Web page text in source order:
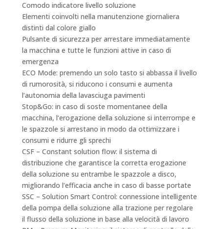
Comodo indicatore livello soluzione
Elementi coinvolti nella manutenzione giornaliera
distinti dal colore giallo
Pulsante di sicurezza per arrestare immediatamente
la macchina e tutte le funzioni attive in caso di
emergenza
ECO Mode: premendo un solo tasto si abbassa il livello
di rumorosità, si riducono i consumi e aumenta
l’autonomia della lavasciuga pavimenti
Stop&Go: in caso di soste momentanee della
macchina, l‘erogazione della soluzione si interrompe e
le spazzole si arrestano in modo da ottimizzare i
consumi e ridurre gli sprechi
CSF – Constant solution flow: il sistema di
distribuzione che garantisce la corretta erogazione
della soluzione su entrambe le spazzole a disco,
migliorando l’efficacia anche in caso di basse portate
SSC – Solution Smart Control: connessione intelligente
della pompa della soluzione alla trazione per regolare
il flusso della soluzione in base alla velocità di lavoro